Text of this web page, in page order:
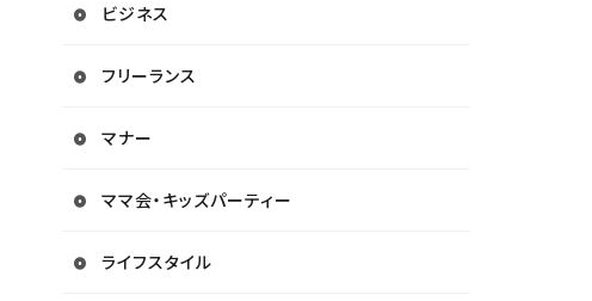
ビジネス
フリーランス
マナー
ママ会・キッズパーティー
ライフスタイル